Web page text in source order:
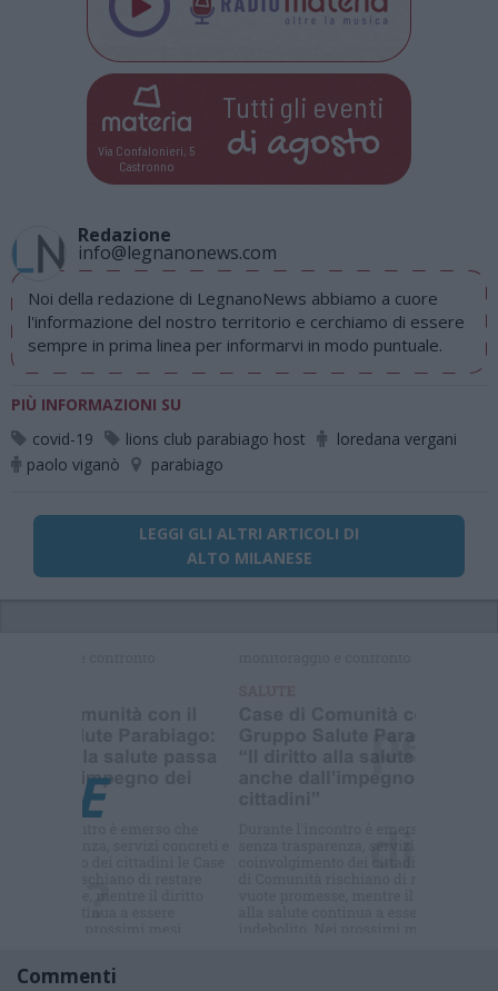
Via Confalonieri, 5
Castronno
Tutti gli eventi
di agosto
Redazione
info@legnanonews.com
Noi della redazione di LegnanoNews abbiamo a cuore
l'informazione del nostro territorio e cerchiamo di essere
sempre in prima linea per informarvi in modo puntuale.
PIÙ INFORMAZIONI SU
covid-19
lions club parabiago host
loredana vergani
paolo viganò
parabiago
LEGGI GLI ALTRI ARTICOLI DI
ALTO MILANESE
Commenti